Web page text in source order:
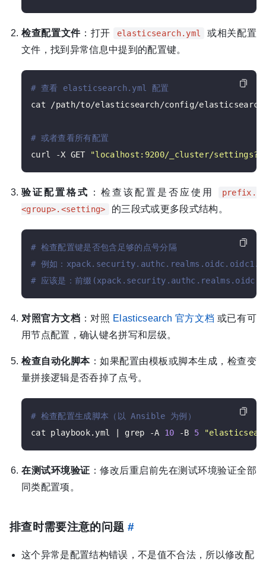
检查配置文件 ：打开 elasticsearch.yml
或相关配置
文件，找到异常信息中提到的配置键。
# 查看 elasticsearch.yml 配置
cat /path/to/elasticsearch/config/
# 或者查看所有配置
curl -X GET
"localhost:9200/_cluster/
验证配置格式 ：检查该配置是否应使用
prefix.
<group>.<setting>
的三段式或更多段式结构。
# 检查配置键是否包含足够的点号分隔
# 例如：
# 应该是：前缀
对照官方文档 ：对照 Elasticsearch 官方文档 或已有可
用节点配置，确认键名拼写和层级。
检查自动化脚本：如果配置由模板或脚本生成，检查变
量拼接逻辑是否吞掉了点号。
# 检查配置生成脚本（以 Ansible 为例）
cat playbook.yml | grep -A 10 -B 5
在测试环境验证 ：修改后重启前先在测试环境验证全部
同类配置项。
排查时需要注意的问题 #
这个异常是配置结构错误，不是值不合法，所以修改配